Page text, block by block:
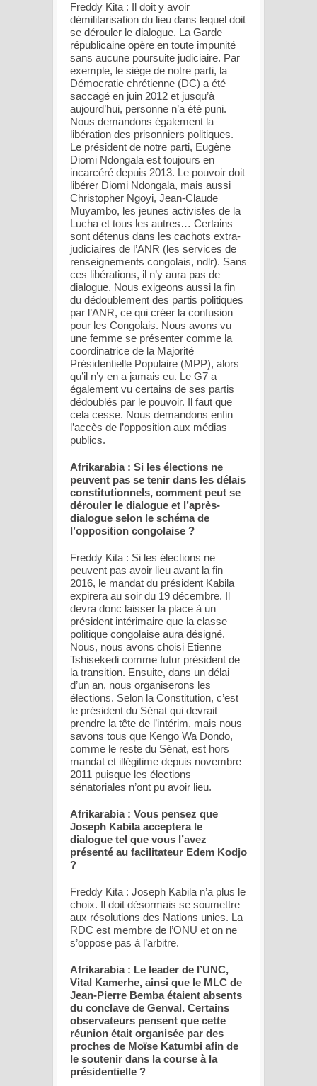
Freddy Kita : Il doit y avoir
démilitarisation du lieu dans lequel doit
se dérouler le dialogue. La Garde
républicaine opère en toute impunité
sans aucune poursuite judiciaire. Par
exemple, le siège de notre parti, la
Démocratie chrétienne (DC) a été
saccagé en juin 2012 et jusqu’à
aujourd’hui, personne n’a été puni.
Nous demandons également la
libération des prisonniers politiques.
Le président de notre parti, Eugène
Diomi Ndongala est toujours en
incarcéré depuis 2013. Le pouvoir doit
libérer Diomi Ndongala, mais aussi
Christopher Ngoyi, Jean-Claude
Muyambo, les jeunes activistes de la
Lucha et tous les autres… Certains
sont détenus dans les cachots extra-
judiciaires de l’ANR (les services de
renseignements congolais, ndlr). Sans
ces libérations, il n’y aura pas de
dialogue. Nous exigeons aussi la fin
du dédoublement des partis politiques
par l’ANR, ce qui créer la confusion
pour les Congolais. Nous avons vu
une femme se présenter comme la
coordinatrice de la Majorité
Présidentielle Populaire (MPP), alors
qu’il n’y en a jamais eu. Le G7 a
également vu certains de ses partis
dédoublés par le pouvoir. Il faut que
cela cesse. Nous demandons enfin
l’accès de l’opposition aux médias
publics.
Afrikarabia : Si les élections ne
peuvent pas se tenir dans les délais
constitutionnels, comment peut se
dérouler le dialogue et l’après-
dialogue selon le schéma de
l’opposition congolaise ?
Freddy Kita : Si les élections ne
peuvent pas avoir lieu avant la fin
2016, le mandat du président Kabila
expirera au soir du 19 décembre. Il
devra donc laisser la place à un
président intérimaire que la classe
politique congolaise aura désigné.
Nous, nous avons choisi Etienne
Tshisekedi comme futur président de
la transition. Ensuite, dans un délai
d’un an, nous organiserons les
élections. Selon la Constitution, c’est
le président du Sénat qui devrait
prendre la tête de l’intérim, mais nous
savons tous que Kengo Wa Dondo,
comme le reste du Sénat, est hors
mandat et illégitime depuis novembre
2011 puisque les élections
sénatoriales n’ont pu avoir lieu.
Afrikarabia : Vous pensez que
Joseph Kabila acceptera le
dialogue tel que vous l’avez
présenté au facilitateur Edem Kodjo
?
Freddy Kita : Joseph Kabila n’a plus le
choix. Il doit désormais se soumettre
aux résolutions des Nations unies. La
RDC est membre de l’ONU et on ne
s’oppose pas à l’arbitre.
Afrikarabia : Le leader de l’UNC,
Vital Kamerhe, ainsi que le MLC de
Jean-Pierre Bemba étaient absents
du conclave de Genval. Certains
observateurs pensent que cette
réunion était organisée par des
proches de Moïse Katumbi afin de
le soutenir dans la course à la
présidentielle ?